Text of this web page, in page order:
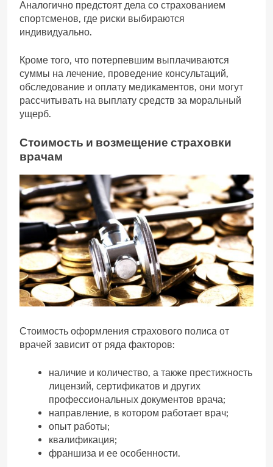
Аналогично предстоят дела со страхованием
спортсменов, где риски выбираются
индивидуально.
Кроме того, что потерпевшим выплачиваются
суммы на лечение, проведение консультаций,
обследование и оплату медикаментов, они могут
рассчитывать на выплату средств за моральный
ущерб.
Стоимость и возмещение страховки
врачам
Стоимость оформления страхового полиса от
врачей зависит от ряда факторов:
наличие и количество, а также престижность
лицензий, сертификатов и других
профессиональных документов врача;
направление, в котором работает врач;
опыт работы;
квалификация;
франшиза и ее особенности.